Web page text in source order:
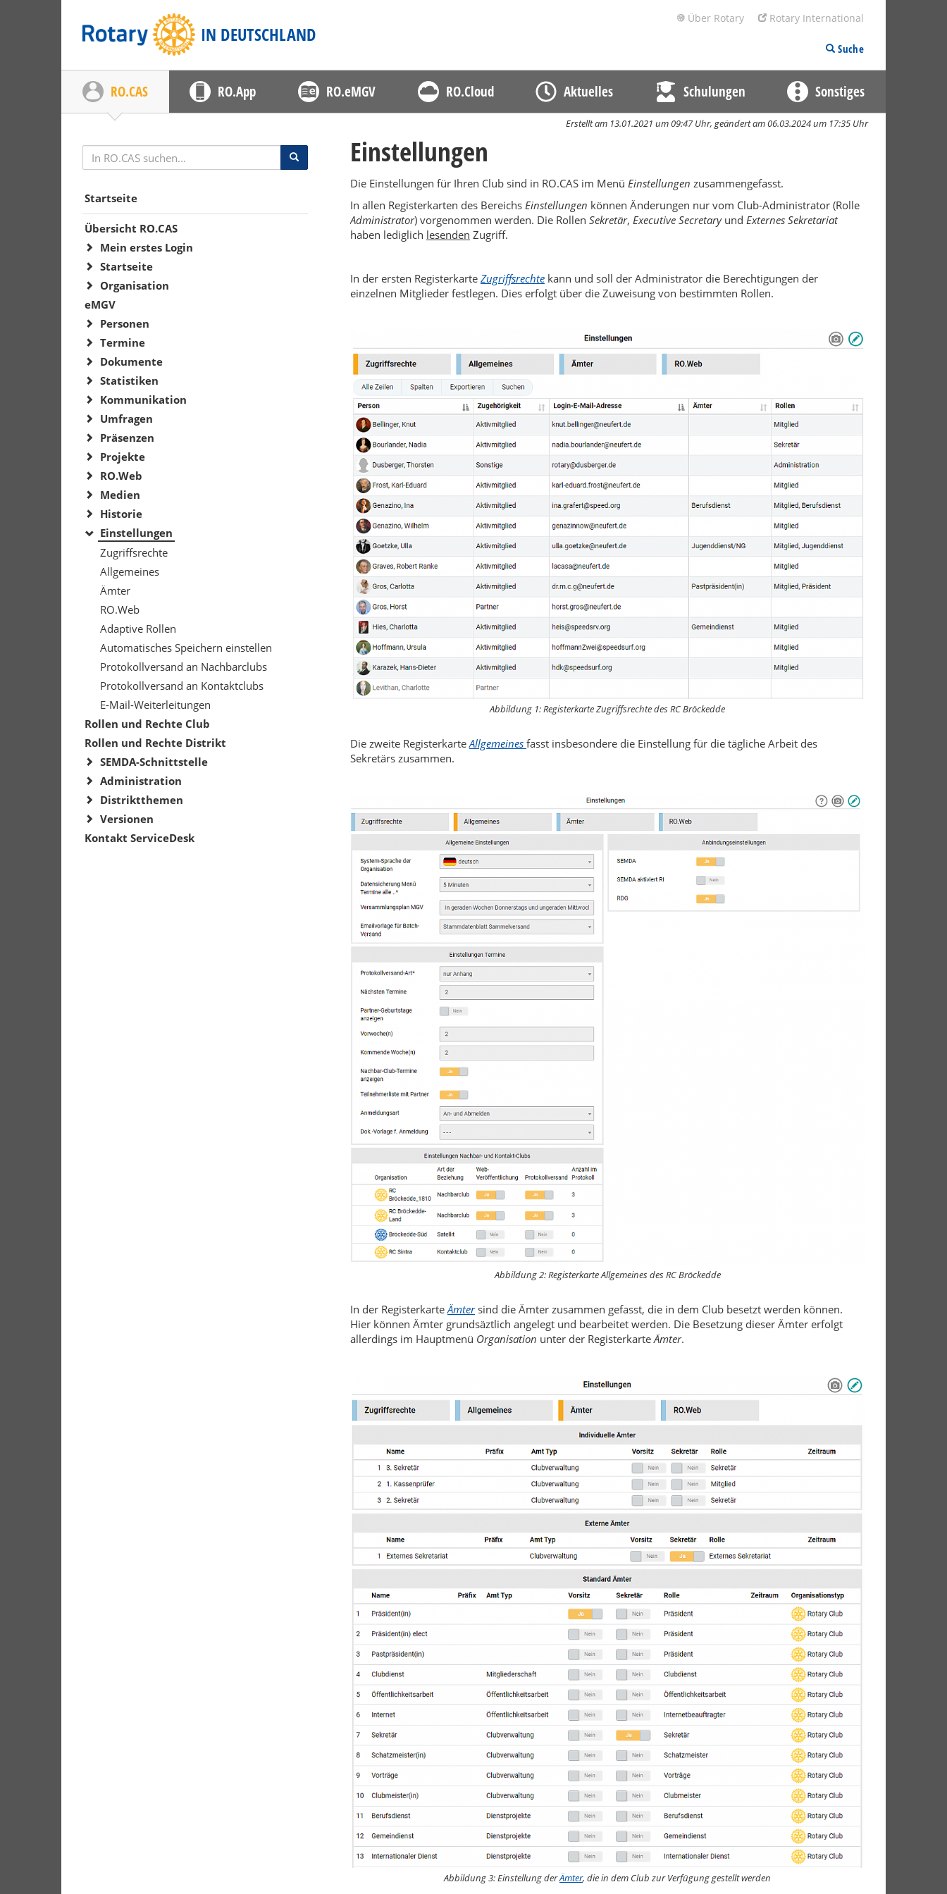
IN DEUTSCHLAND
Über Rotary Rotary International
Suche
RO.CAS RO.App RO.eMGV RO.Cloud Aktuelles Schulungen Sonstiges
Erstellt am 13.01.2021 um 09:47 Uhr, geändert am 06.03.2024 um 17:35 Uhr
Einstellungen
Die Einstellungen für Ihren Club sind in RO.CAS im Menü Einstellungen zusammengefasst.
In allen Registerkarten des Bereichs Einstellungen können Änderungen nur vom Club-Administrator (Rolle
Administrator) vorgenommen werden. Die Rollen Sekretär, Executive Secretaryund Externes Sekretariat
haben lediglich lesenden Zugriff.
In der ersten Registerkarte Zugriffsrechte kann und soll der Administrator die Berechtigungen der
einzelnen Mitglieder festlegen. Dies erfolgt über die Zuweisung von bestimmten Rollen.
Abbildung 1: RegisterkarteZugriffsrechtedes RC Bröckedde
Die zweite RegisterkarteAllgemeines fasst insbesondere die Einstellung für die tägliche Arbeit des
Sekretärs zusammen.
Abbildung 2: RegisterkarteAllgemeinesdes RC Bröckedde
In der RegisterkarteÄmter sind die Ämter zusammen gefasst, die in dem Club besetzt werden können.
Hier können Ämter grundsäztlich angelegt und bearbeitet werden. Die Besetzung dieser Ämter erfolgt
allerdings im Hauptmenü Organisation unter der RegisterkarteÄmter.
Abbildung 3: Einstellung derÄmter, die in dem Club zur Verfügung gestellt werden
Startseite
Übersicht RO.CAS
Mein erstes Login
Startseite
Organisation
eMGV
Personen
Termine
Dokumente
Statistiken
Kommunikation
Umfragen
Präsenzen
Projekte
RO.Web
Medien
Historie
Einstellungen
Zugriffsrechte
Allgemeines
Ämter
RO.Web
Adaptive Rollen
Automatisches Speichern einstellen
Protokollversand an Nachbarclubs
Protokollversand an Kontaktclubs
E-Mail-Weiterleitungen
Rollen und Rechte Club
Rollen und Rechte Distrikt
SEMDA-Schnittstelle
Administration
Distriktthemen
Versionen
Kontakt ServiceDesk